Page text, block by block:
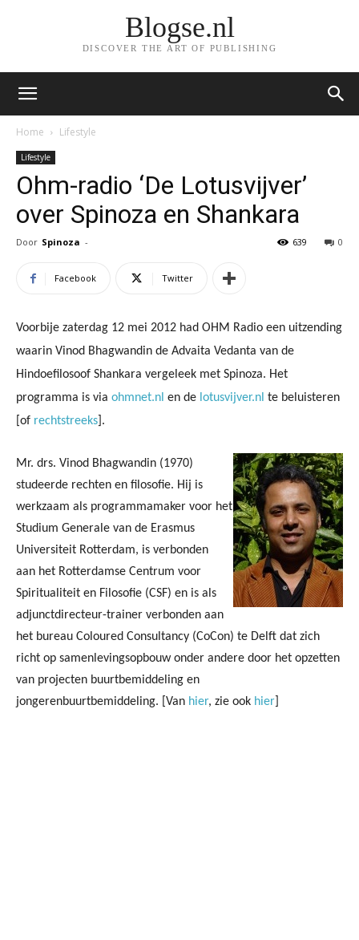
Blogse.nl
DISCOVER THE ART OF PUBLISHING
Home Lifestyle
Lifestyle
Ohm-radio ‘De Lotusvijver’
over Spinoza en Shankara
Door Spinoza - 0
639
Facebook Twitter
Voorbije zaterdag 12 mei 2012 had OHM Radio een uitzending
waarin Vinod Bhagwandin de Advaita Vedanta van de
Hindoefilosoof Shankara vergeleek met Spinoza. Het
programma is via ohmnet.nl en de lotusvijver.nl te beluisteren
[of rechtstreeks ].
Mr. drs. Vinod Bhagwandin (1970)
studeerde rechten en filosofie. Hij is
werkzaam als programmamaker voor het
Studium Generale van de Erasmus
Universiteit Rotterdam, is verbonden
aan het Rotterdamse Centrum voor
Spiritualiteit en Filosofie (CSF) en is als
adjunctdirecteur-trainer verbonden aan
het bureau Coloured Consultancy (CoCon) te Delft dat zich
richt op samenlevingsopbouw onder andere door het opzetten
van projecten buurtbemiddeling en
jongerenbuurtbemiddeling. [Van hier, zie ook hier